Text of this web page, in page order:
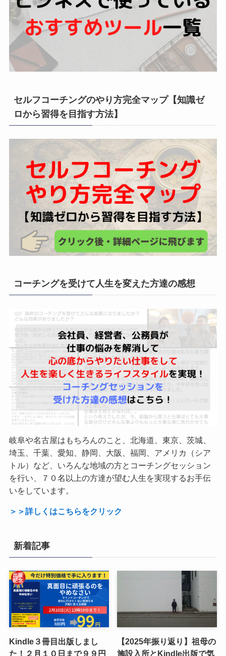
セルフコーチングのやり方完全マップ【知識ゼ
ロから習得を目指す方法】
コーチングを受けて人生を変えた方達の感想
岐阜や名古屋はもちろんのこと、北海道、東京、茨城、
埼玉、千葉、愛知、静岡、大阪、福岡、アメリカ（シア
トル）など、いろんな地域の方とコーチングセッション
を行い、７０名以上の方達が望む人生を実現するお手伝
いをしています。
＞＞詳しくはこちらをクリック
新着記事
Kindle３冊目出版しまし
た！２月１０日まで９９円
【2025年振り返り】祖母の
施設入所とKindle出版で気